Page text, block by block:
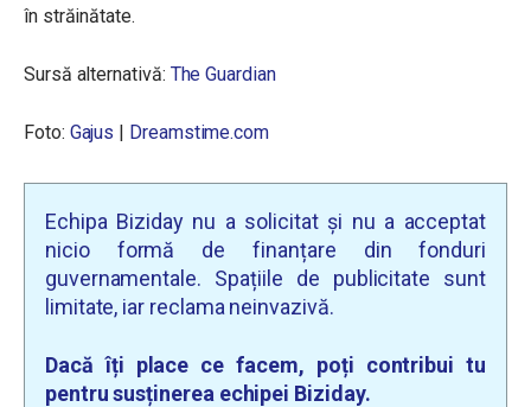
în străinătate.
Sursă alternativă: The Guardian
Foto: Gajus | Dreamstime.com
Echipa Biziday nu a solicitat și nu a acceptat
nicio formă de finanțare din fonduri
guvernamentale. Spațiile de publicitate sunt
limitate, iar reclama neinvazivă.
Dacă îți place ce facem, poți contribui tu
pentru susținerea echipei Biziday.